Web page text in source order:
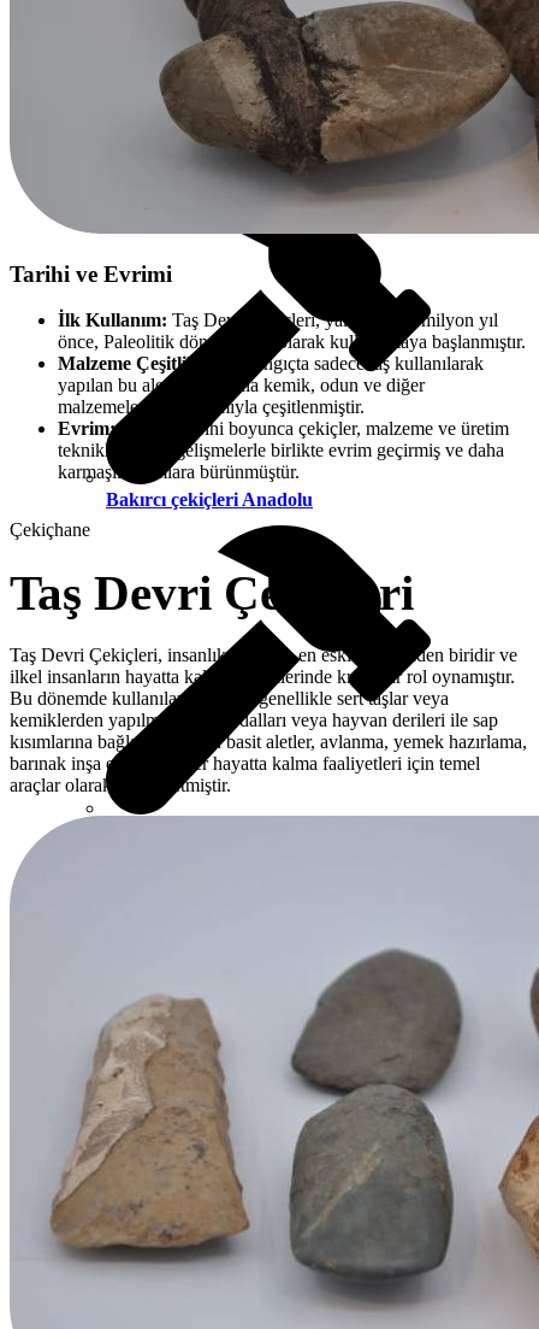
Ayakkabıcı Çekiçleri
Bakırcı çekiçleri Anadolu
Camcı Çekiçleri
Tarihi ve Evrimi
İlk Kullanım: Taş Devri çekiçleri, yaklaşık 2,6 milyon yıl
önce, Paleolitik dönemde ilk olarak kullanılmaya başlanmıştır.
Malzeme Çeşitliliği:
Başlangıçta sadece taş kullanılarak
yapılan bu aletler, zamanla kemik, odun ve diğer
malzemelerin kullanımıyla çeşitlenmiştir.
Evrim:İnsanlık tarihi boyunca çekiçler, malzeme ve üretim
tekniklerindeki gelişmelerle birlikte evrim geçirmiş ve daha
karmaşık formlara bürünmüştür.
Çekiçhane
Taş Devri Çekiçleri
Taş Devri Çekiçleri, insanlık tarihinin en eski aletlerinden biridir ve
ilkel insanların hayatta kalma becerilerinde kritik bir rol oynamıştır.
Bu dönemde kullanılan çekiçler, genellikle sert taşlar veya
kemiklerden yapılmış ve ağaç dalları veya hayvan derileri ile sap
kısımlarına bağlanmıştır. Bu basit aletler, avlanma, yemek hazırlama,
barınak inşa etme ve diğer hayatta kalma faaliyetleri için temel
araçlar olarak hizmet etmiştir.